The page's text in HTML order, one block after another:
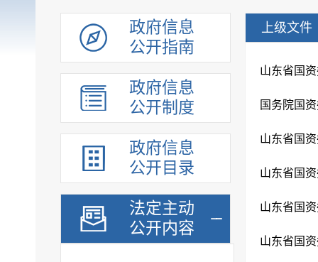
政府信息
公开指南
政府信息
公开制度
政府信息
公开目录
法定主动
公开内容
上级文件
国务院国